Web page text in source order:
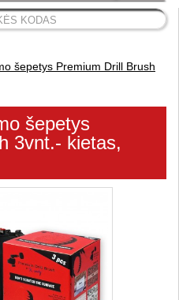
šepetys Premium Drill Brush
šepetys
3vnt.- kietas,